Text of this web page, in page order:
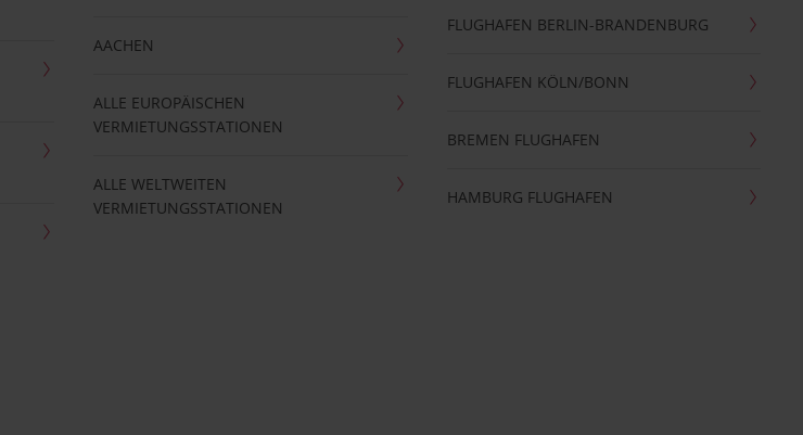
AACHEN
ALLE EUROPÄISCHEN
VERMIETUNGSSTATIONEN
ALLE WELTWEITEN
VERMIETUNGSSTATIONEN
FLUGHAFEN BERLIN-BRANDENBURG
FLUGHAFEN KÖLN/BONN
BREMEN FLUGHAFEN
HAMBURG FLUGHAFEN